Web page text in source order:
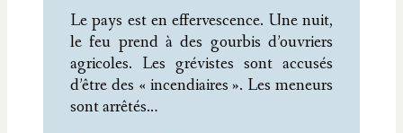
Le pays est en effervescence. Une nuit,
le feu prend à des gourbis d’ouvriers
agricoles. Les grévistes sont accusés
d’être des « incendiaires ». Les meneurs
sont arrêtés…